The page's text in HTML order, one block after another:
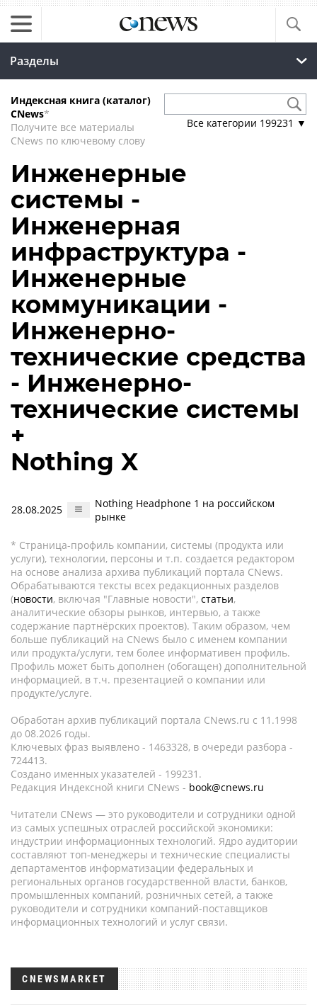
Разделы
Индексная книга (каталог)
CNews*
Получите все материалы
CNews по ключевому слову
Все категории 199231 ▼
Инженерные
системы -
Инженерная
инфраструктура -
Инженерные
коммуникации -
Инженерно-
технические средства
- Инженерно-
технические системы
+
Nothing X
28.08.2025
Nothing Headphone 1 на российском
рынке
* Страница-профиль компании, системы (продукта или
услуги), технологии, персоны и т.п. создается редактором
на основе анализа архива публикаций портала CNews.
Обрабатываются тексты всех редакционных разделов
(новости, включая "Главные новости", статьи,
аналитические обзоры рынков, интервью, а также
содержание партнёрских проектов). Таким образом, чем
больше публикаций на CNews было с именем компании
или продукта/услуги, тем более информативен профиль.
Профиль может быть дополнен (обогащен) дополнительной
информацией, в т.ч. презентацией о компании или
продукте/услуге.
Обработан архив публикаций портала CNews.ru c 11.1998
до 08.2026 годы.
Ключевых фраз выявлено - 1463328, в очереди разбора -
724413.
Создано именных указателей - 199231.
Редакция Индексной книги CNews - book@cnews.ru
Читатели CNews — это руководители и сотрудники одной
из самых успешных отраслей российской экономики:
индустрии информационных технологий. Ядро аудитории
составляют топ-менеджеры и технические специалисты
департаментов информатизации федеральных и
региональных органов государственной власти, банков,
промышленных компаний, розничных сетей, а также
руководители и сотрудники компаний-поставщиков
информационных технологий и услуг связи.
CNEWSMARKET